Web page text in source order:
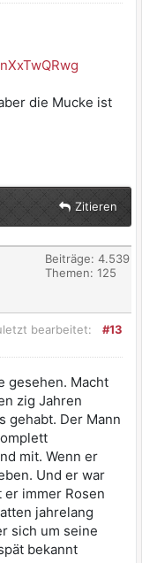
die Mucke ist
Zitieren
Beiträge: 4.539
Themen: 125
#13
bearbeitet:
gesehen. Macht
zig Jahren
gehabt. Der Mann
mit. Wenn er
Und er war
er immer Rosen
jahrelang
sich um seine
bekannt